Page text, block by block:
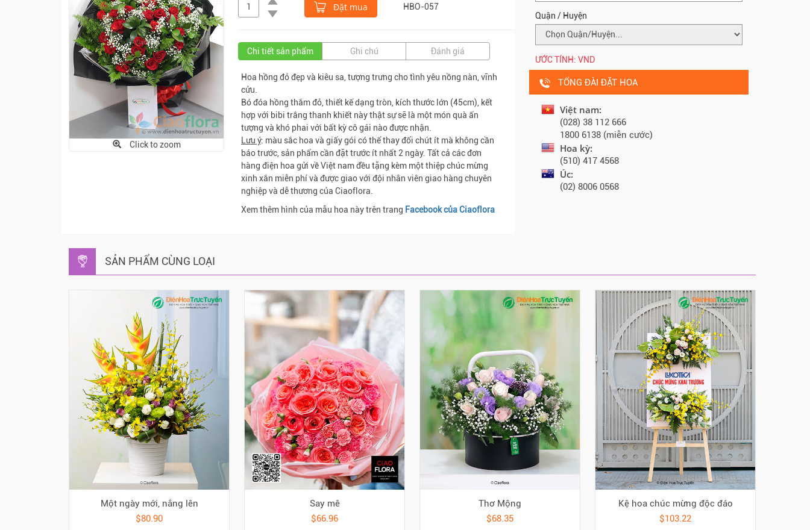
Click to zoom
Đặt mua HBO-057
Chi tiết sản phẩm Ghi chú Đánh giá
Hoa hồng đỏ đẹp và kiêu sa, tượng trưng cho tình yêu nồng nàn, vĩnh
cửu.
Bó đóa hồng thắm đỏ, thiết kế dạng tròn, kích thước lớn (45cm), kết
hợp với bibi trắng thanh khiết này thật sự sẽ là một món quà ấn
tượng và khó phai với bất kỳ cô gái nào được nhận.
Lưu ý: màu sắc hoa và giấy gói có thể thay đổi chút ít mà không cần
báo trước, sản phẩm cần đặt trước ít nhất 2 ngày. Tất cả các đơn
hàng điện hoa gửi về Việt nam đều tặng kèm một thiệp chúc mừng
xinh xắn miễn phí và được giao với đội nhân viên giao hàng chuyên
nghiệp và dễ thương của Ciaoflora.
Xem thêm hình của mẫu hoa này trên trang Facebook của Ciaoflora
Quận / Huyện
ƯỚC TÍNH: VND
TỔNG ĐÀI ĐẶT HOA
Việt nam:
(028) 38 112 666
1800 6138 (miễn cước)
Hoa kỳ:
(510) 417 4568
Úc:
(02) 8006 0568
SẢN PHẨM CÙNG LOẠI
Một ngày mới, nắng lên
$80.90
Say mê
$66.96
Thơ Mộng
$68.35
Kệ hoa chúc mừng độc đáo
$103.22